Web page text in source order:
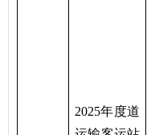
2025年度道